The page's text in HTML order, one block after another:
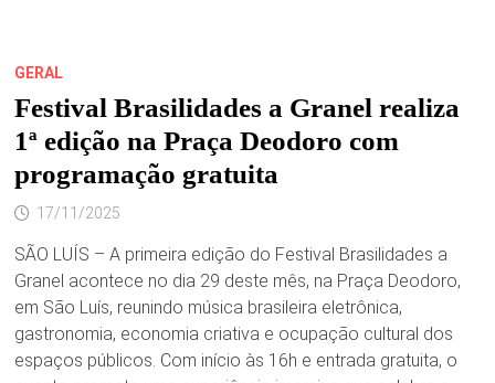
GERAL
Festival Brasilidades a Granel realiza
1ª edição na Praça Deodoro com
programação gratuita
17/11/2025
SÃO LUÍS – A primeira edição do Festival Brasilidades a
Granel acontece no dia 29 deste mês, na Praça Deodoro,
em São Luís, reunindo música brasileira eletrônica,
gastronomia, economia criativa e ocupação cultural dos
espaços públicos. Com início às 16h e entrada gratuita, o